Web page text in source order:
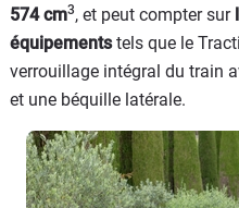
574 cm3, et peut compter sur
équipementstels que le
verrouillage intégral du train
et une béquille latérale.